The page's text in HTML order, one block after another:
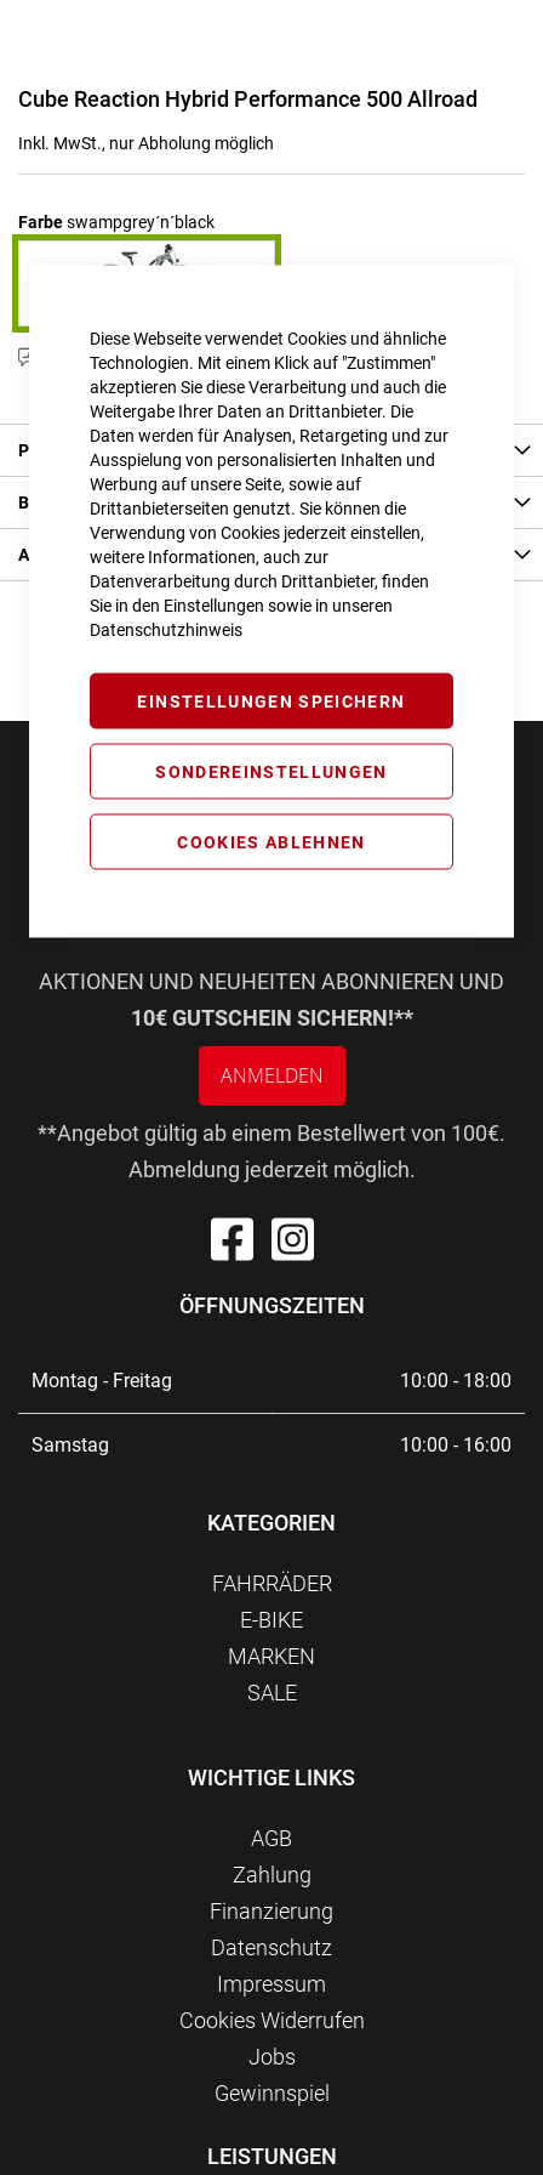
Diese Webseite verwendet Cookies und ähnliche
Technologien. Mit einem Klick auf "Zustimmen"
akzeptieren Sie diese Verarbeitung und auch die
Weitergabe Ihrer Daten an Drittanbieter. Die
Daten werden für Analysen, Retargeting und zur
Ausspielung von personalisierten Inhalten und
Werbung auf unsere Seite, sowie auf
Drittanbieterseiten genutzt. Sie können die
Verwendung von Cookies jederzeit einstellen,
weitere Informationen, auch zur
Datenverarbeitung durch Drittanbieter, finden
Sie in den Einstellungen sowie in unseren
Datenschutzhinweis
EINSTELLUNGEN SPEICHERN
SONDEREINSTELLUNGEN
COOKIES ABLEHNEN
Zum
der
Cube Reaction Hybrid Performance 500 Allroad
Inkl. MwSt., nur Abholung möglich
Farbeswampgrey´n´black
Produktanfrage stellen
Produkt Details
Bewertungen
Angaben zur Produktsicherheit
AKTIONEN UND NEUHEITEN ABONNIEREN UND
10€ GUTSCHEIN SICHERN!**
ANMELDEN
**Angebot gültig ab einem Bestellwert von 100€.
Abmeldung jederzeit möglich.
ÖFFNUNGSZEITEN
Montag - Freitag 10:00 - 18:00
Samstag 10:00 - 16:00
KATEGORIEN
FAHRRÄDER
E-BIKE
MARKEN
SALE
WICHTIGE LINKS
AGB
Zahlung
Finanzierung
Datenschutz
Impressum
Сookies Widerrufen
Jobs
Gewinnspiel
LEISTUNGEN